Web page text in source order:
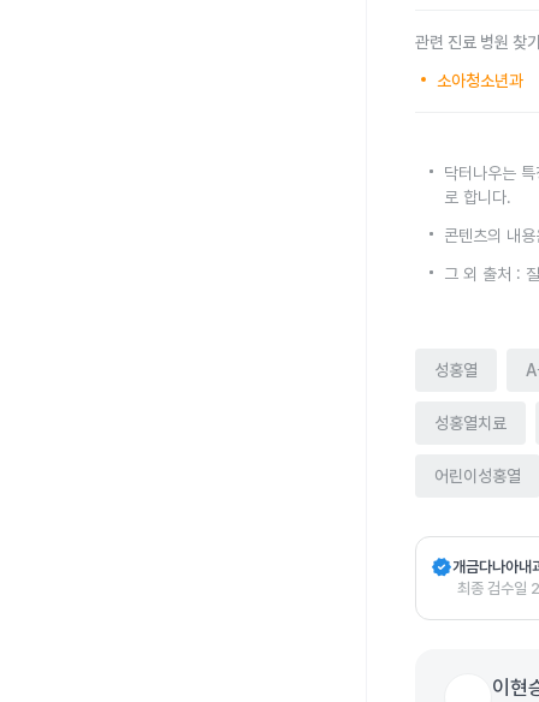
관련 진료 병원 찾
소아청소년과
닥터나우는
로 합니다.
콘텐츠의 내
그 외 출처 :
성홍열 A
성홍열치료
어린이성홍열
verified개금다나아내
최종 검수일
이현